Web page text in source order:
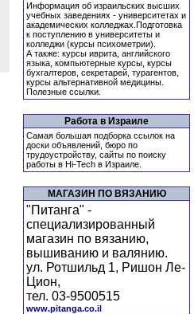
Информация об израильских высших
учебных заведениях - университетах и
академических колледжах.Подготовка
к поступлению в университеты и
колледжи (курсы психометрии).
А также: курсы иврита, английского
языка, компьютерные курсы, курсы
бухгалтеров, секретарей, турагентов,
курсы альтернативной медицины.
Полезные ссылки.
Работа в Израиле
Самая большая подборка ссылок на
доски объявлений, бюро по
трудоустройству, сайты по поиску
работы в Hi-Tech в Израиле.
МАГАЗИН ПО ВЯЗАНИЮ
"Питанга" -
специализированный
магазин по вязанию,
вышиванию и валянию.
ул. Ротшильд 1, Ришон Ле-
Цион,
тел. 03-9500515
www.pitanga.co.il